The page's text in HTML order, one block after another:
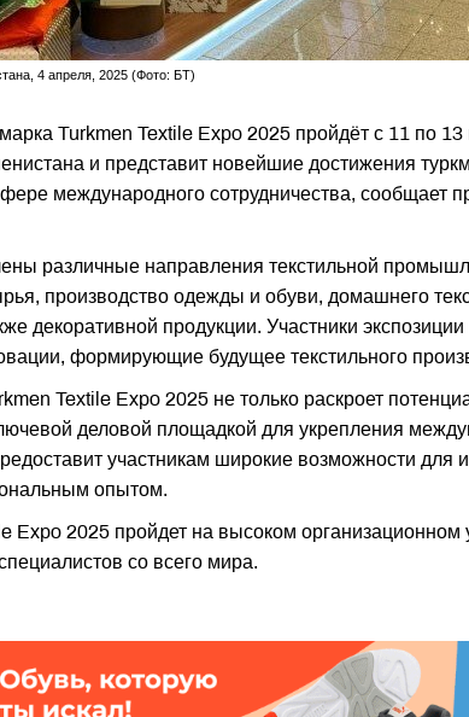
4 апреля, 2025 (Фото: БТ)
Turkmen Textile Expo 2025 пройдёт с 11 по
и представит новейшие достижения
международного сотрудничества, сообщает
различные направления текстильной
производство одежды и обуви, домашнего
декоративной продукции. Участники
формирующие будущее текстильного
Textile Expo 2025 не только раскроет
деловой площадкой для укрепления
участникам широкие возможности для
опытом.
Expo 2025 пройдет на высоком организационном
со всего мира.